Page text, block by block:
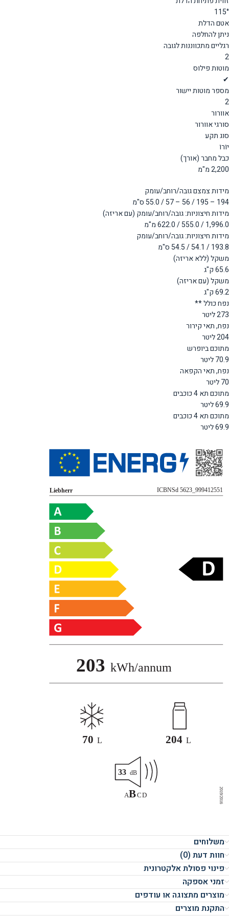
115°
אטם הדלת
ניתן להחלפה
רגליים מתכווננות לגובה
2
מוטות פילוס
✔
מספר מוטות יישור
2
אוורור
סורגי אוורור
סוג תקע
יוֹרוֹ
כבל מחבר (אורך)
2,200 מ"מ
מידות צמצם גובה/רוחב/עומק
194 – 195 / 56 – 57 / 55.0 ס"מ
מידות חיצוניות: גובה/רוחב/עומק (עם אריזה)
1,996.0 / 555.0 / 622.0 מ"מ
מידות חיצוניות: גובה/רוחב/עומק
193.8 / 54.1 / 54.5 ס"מ
משקל (ללא אריזה)
65.6 ק"ג
משקל (עם אריזה)
69.2 ק"ג
נפח כולל **
273 ליטר
נפח, תאי קירור
204 ליטר
מתוכם ביופרש
70.9 ליטר
נפח, תאי הקפאה
70 ליטר
מתוכם תא 4 כוכבים
69.9 ליטר
מתוכם תא 4 כוכבים
69.9 ליטר
משלוחים
חוות דעת (0)
פינוי פסולת אלקטרונית
זמני אספקה
מוצרים מתצוגה או עודפים
התקנת מוצרים